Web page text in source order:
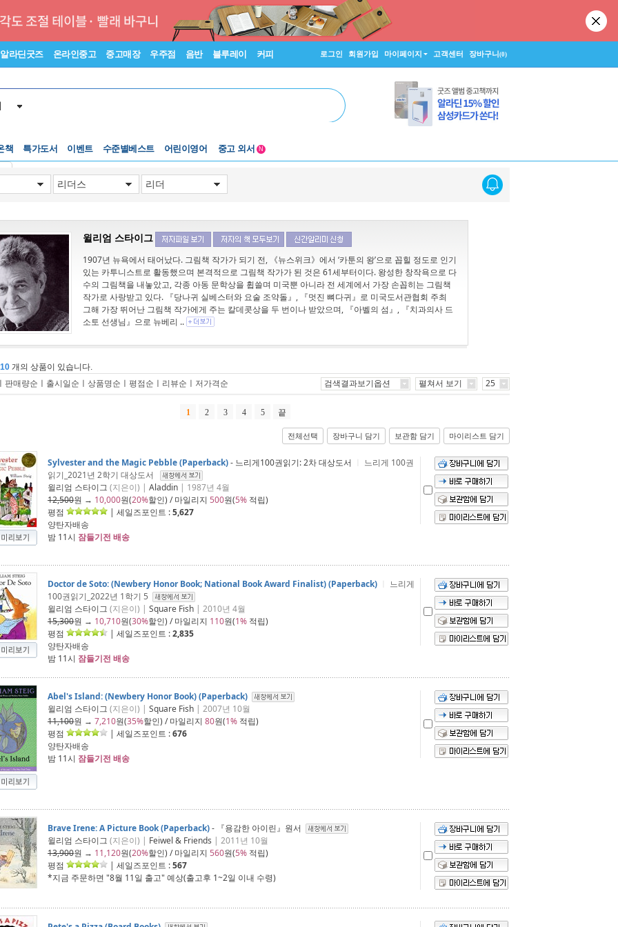
알라딘굿즈 온라인중고 중고매장 우주점 음반 블루레이 커피 로그인 회원가입 마이페이지 고객센터 장바구니(0)
책 특가도서 이벤트
수준별베스트
수준별베스트
어린이영어
중고 외서
중고 외서
N
윌리엄 스타이그
1907년 뉴욕에서 태어났다. 그림책 작가가 되기 전, 《뉴스위크》에서 ‘카툰의 왕’으로 꼽힐 정도로 인기
있는 카투니스트로 활동했으며 본격적으로 그림책 작가가 된 것은 61세부터이다. 왕성한 창작욕으로 다
수의 그림책을 내놓았고, 각종 아동 문학상을 휩쓸며 미국뿐 아니라 전 세계에서 가장 손꼽히는 그림책
작가로 사랑받고 있다. 『당나귀 실베스터와 요술 조약돌』, 『멋진 뼈다귀』로 미국도서관협회 주최
그해 가장 뛰어난 그림책 작가에게 주는 칼데콧상을 두 번이나 받았으며, 『아벨의 섬』, 『치과의사 드
소토 선생님』으로 뉴베리 ..
개의 상품이 있습니다.
판매량순 ㅣ 출시일순 ㅣ 상품명순 ㅣ 평점순 ㅣ 리뷰순 ㅣ 저가격순 검색결과보기옵션 펼쳐서 보기 25
1 2 3 4 5 끝
전체선택 장바구니 담기 보관함 담기 마이리스트 담기
Sylvester and the Magic Pebble (Paperback)- 느리게100권읽기: 2차 대상도서
느리게 100권
읽기_2021년 2학기 대상도서
윌리엄 스타이그 (지은이) | Aladdin | 1987년 4월
12,500원 → 10,000원(20%할인) / 마일리지 500원(5% 적립)
평점
| 세일즈포인트 :5,627
양탄자배송
밤 11시 잠들기전 배송
Doctor de Soto: (Newbery Honor Book; National Book Award Finalist) (Paperback)
느리게
100권읽기_2022년 1학기 5
윌리엄 스타이그 (지은이) | Square Fish | 2010년 4월
15,300원 → 10,710원(30%할인) / 마일리지 110원(1% 적립)
평점
| 세일즈포인트 :2,835
양탄자배송
밤 11시 잠들기전 배송
Abel's Island: (Newbery Honor Book) (Paperback)
윌리엄 스타이그 (지은이) | Square Fish | 2007년 10월
11,100원 → 7,210원(35%할인) / 마일리지 80원(1% 적립)
평점
| 세일즈포인트 :676
양탄자배송
밤 11시 잠들기전 배송
Brave Irene: A Picture Book (Paperback)- 『용감한 아이린』원서
윌리엄 스타이그 (지은이) | Feiwel & Friends | 2011년 10월
13,900원 → 11,120원(20%할인) / 마일리지 560원(5% 적립)
평점
| 세일즈포인트 :567
*지금 주문하면 "8월 11일 출고" 예상(출고후 1~2일 이내 수령)